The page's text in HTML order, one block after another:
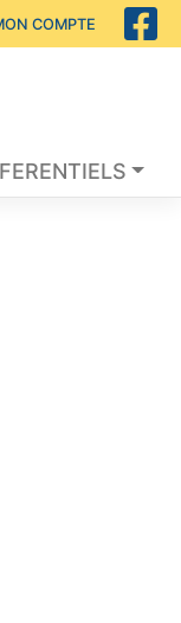
COMPTE